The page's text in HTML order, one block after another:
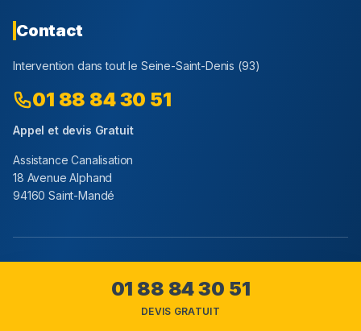
Contact
Intervention dans tout le Seine-Saint-Denis (93)
01 88 84 30 51
Appel et devis Gratuit
Assistance Canalisation
18 Avenue Alphand
94160 Saint-Mandé
Facebook
01 88 84 30 51
DEVIS GRATUIT